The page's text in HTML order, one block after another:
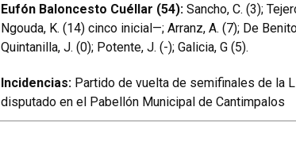
Eufón Baloncesto Cuéllar (54): Sancho, C. (3);
Ngouda, K. (14) cinco inicial—; Arranz, A. (7); De
Quintanilla, J. (0); Potente, J. (-); Galicia, G (5).
Incidencias: Partido de vuelta de semifinales de la
disputado en el Pabellón Municipal de Cantimpalos